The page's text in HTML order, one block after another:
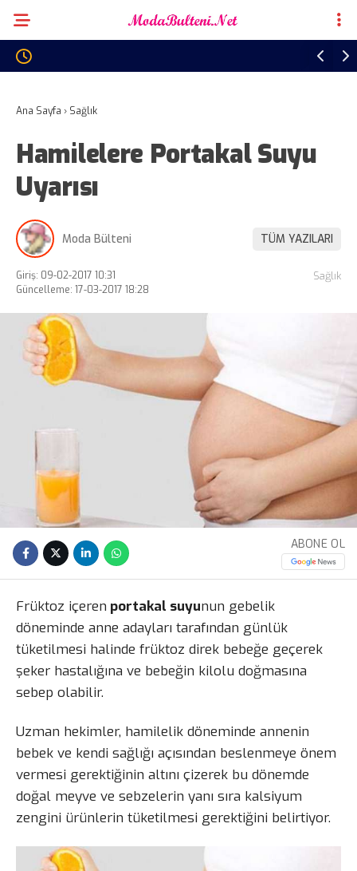
Ana Sayfa › Sağlık
Hamilelere Portakal Suyu
Uyarısı
Moda Bülteni TÜM YAZILARI
Giriş: 09-02-2017 10:31
Güncelleme: 17-03-2017 18:28
Sağlık
ABONE OL
Früktoz içeren portakal suyunun gebelik
döneminde anne adayları tarafından günlük
tüketilmesi halinde früktoz direk bebeğe geçerek
şeker hastalığına ve bebeğin kilolu doğmasına
sebep olabilir.
Uzman hekimler, hamilelik döneminde annenin
bebek ve kendi sağlığı açısından beslenmeye önem
vermesi gerektiğinin altını çizerek bu dönemde
doğal meyve ve sebzelerin yanı sıra kalsiyum
zengini ürünlerin tüketilmesi gerektiğini belirtiyor.